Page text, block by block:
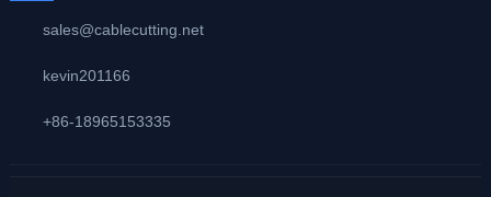
sales@cablecutting.net
kevin201166
+86-18965153335